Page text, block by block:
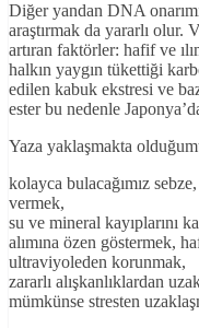
Diğer yandan DNA
araştırmak da yararlı olur.
artıran faktörler: hafif ve
halkın yaygın tükettiği
edilen kabuk ekstresi ve
ester bu nedenle
Yaza yaklaşmakta
kolayca bulacağımız
vermek,
su ve mineral kayıplarını
alımına özen göstermek,
ultraviyoleden korunmak,
zararlı alışkanlıklardan
mümkünse stresten